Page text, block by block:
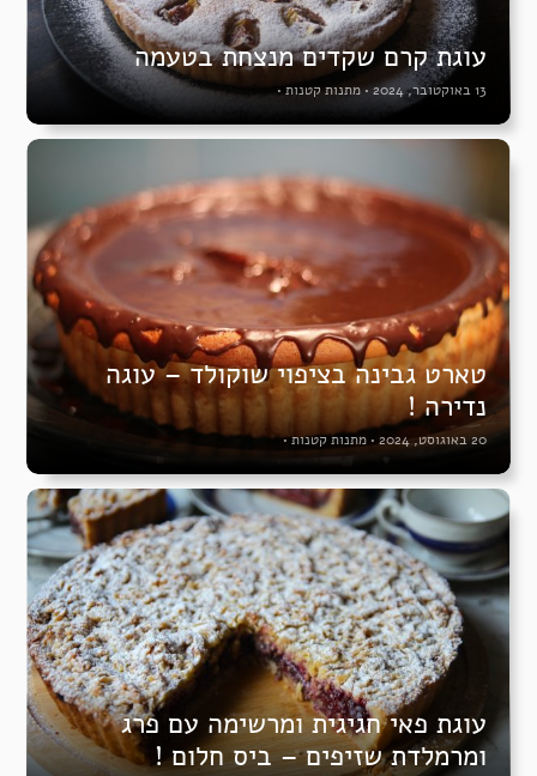
עוגת קרם שקדים מנצחת בטעמה
13 באוקטובר, 2024 •מתנות קטנות •
טארט גבינה בציפוי שוקולד – עוגה
נדירה !
20 באוגוסט, 2024 • מתנות קטנות•
עוגת פאי חגיגית ומרשימה עם פרג
ומרמלדת שזיפים – ביס חלום !